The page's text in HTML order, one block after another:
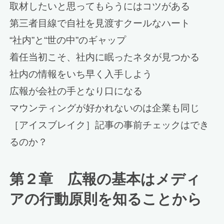
取材したいと思ってもらうにはコツがある
第三者目線で自社を見渡すクールなハート
“社内”と“世の中”のギャップ
着任当初こそ、社内に眠ったネタが見つかる
社内の情報をいち早く入手しよう
広報が会社の手となり口になる
マウンティングが好かれないのは企業も同じ
［アイスブレイク］記事の事前チェックはでき
るのか？
第２章 広報の基本はメディ
アの行動原則を知ることから